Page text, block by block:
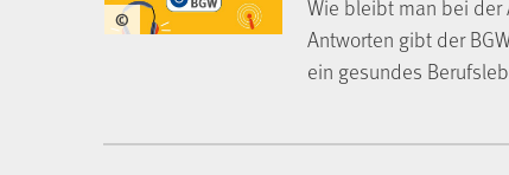
Wie bleibt man bei
Antworten gibt der
ein gesundes
©